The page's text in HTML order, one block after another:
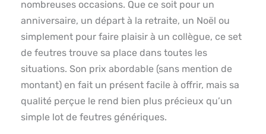
nombreuses occasions. Que ce soit pour un
anniversaire, un départ à la retraite, un Noël ou
simplement pour faire plaisir à un collègue, ce set
de feutres trouve sa place dans toutes les
situations. Son prix abordable (sans mention de
montant) en fait un présent facile à offrir, mais sa
qualité perçue le rend bien plus précieux qu’un
simple lot de feutres génériques.